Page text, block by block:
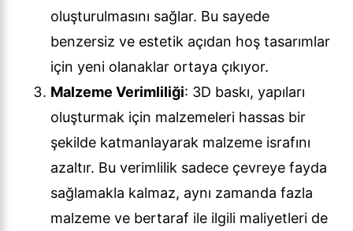
oluşturulmasını sağlar. Bu sayede
benzersiz ve estetik açıdan hoş tasarımlar
için yeni olanaklar ortaya çıkıyor.
Malzeme Verimliliği: 3D baskı, yapıları
oluşturmak için malzemeleri hassas bir
şekilde katmanlayarak malzeme israfını
azaltır. Bu verimlilik sadece çevreye fayda
sağlamakla kalmaz, aynı zamanda fazla
malzeme ve bertaraf ile ilgili maliyetleri de